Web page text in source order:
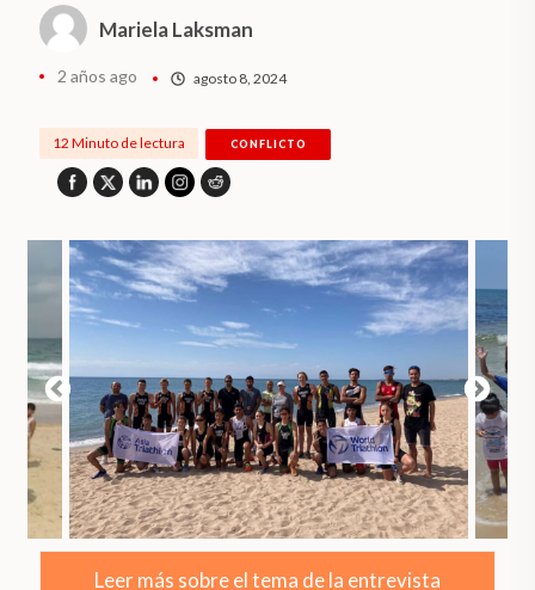
Mariela Laksman
2 años ago agosto 8, 2024
12 Minuto de lectura CONFLICTO
Leer más sobre el tema de la entrevista